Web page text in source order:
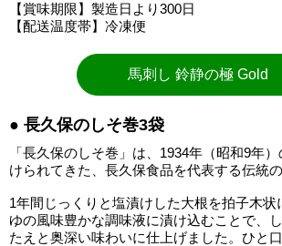
【賞味期限】製造日より300日
【配送温度帯】冷凍便
馬刺し 鈴静の極 Gold
● 長久保のしそ巻3袋
「長久保のしそ巻」は、1934年（昭和9年
けられてきた、長久保食品を代表する伝統の
1年間じっくりと塩漬けした大根を拍子木状
ゆの風味豊かな調味液に漬け込むことで、
たえと奥深い味わいに仕上げました。ひと